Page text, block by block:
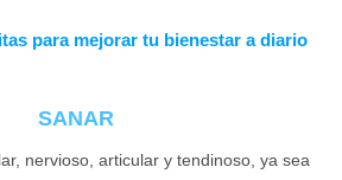
para mejorar tu bienestar a diario
SANAR
nervioso, articular y tendinoso, ya sea